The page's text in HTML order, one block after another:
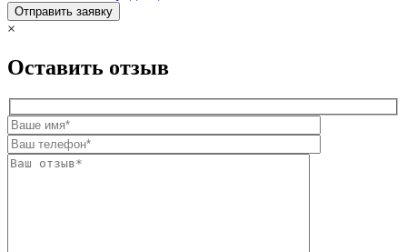
×
Оставить отзыв